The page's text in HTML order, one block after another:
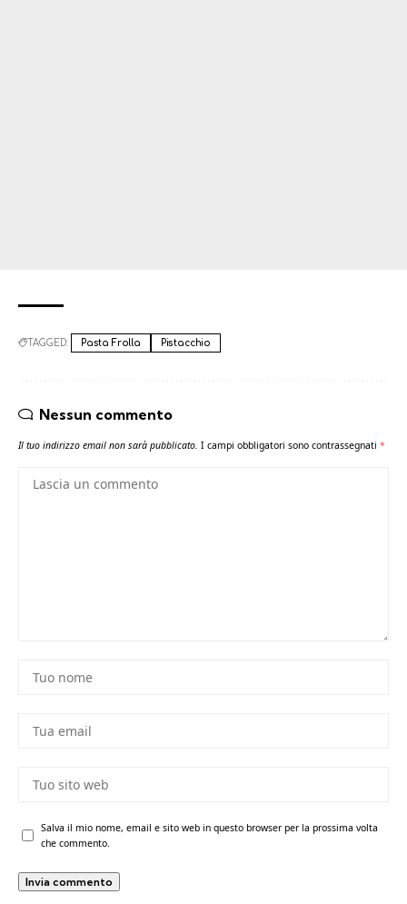
TAGGED: Pasta Frolla Pistacchio
Nessun commento
Il tuo indirizzo email non sarà pubblicato. I campi obbligatori sono contrassegnati *
Salva il mio nome, email e sito web in questo browser per la prossima volta
che commento.